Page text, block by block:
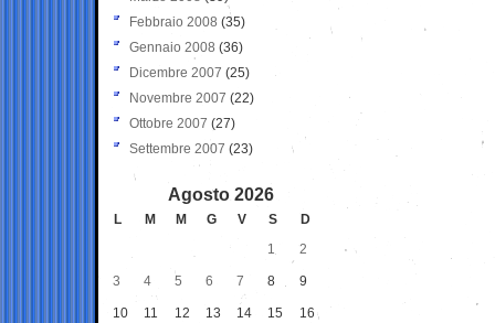
Febbraio 2008 (35)
Gennaio 2008 (36)
Dicembre 2007 (25)
Novembre 2007 (22)
Ottobre 2007 (27)
Settembre 2007 (23)
Agosto 2026
L M M G V S
D
1
2
3 4 5 6 7 8 9
10 11 12 13 14 15 16